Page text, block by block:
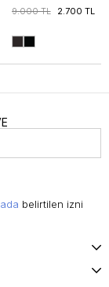
2.700 TL
9.000 TL
belirtilen izni